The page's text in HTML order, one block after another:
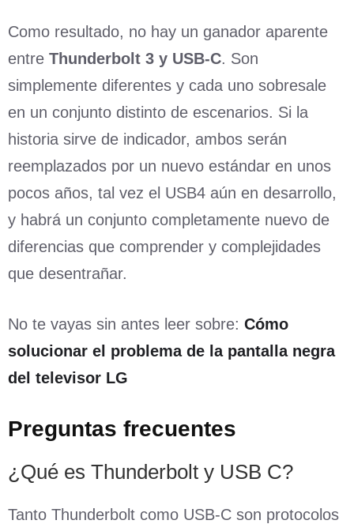
Como resultado, no hay un ganador aparente
entre Thunderbolt 3 y USB-C. Son
simplemente diferentes y cada uno sobresale
en un conjunto distinto de escenarios. Si la
historia sirve de indicador, ambos serán
reemplazados por un nuevo estándar en unos
pocos años, tal vez el USB4 aún en desarrollo,
y habrá un conjunto completamente nuevo de
diferencias que comprender y complejidades
que desentrañar.
No te vayas sin antes leer sobre: Cómo
solucionar el problema de la pantalla negra
del televisor LG
Preguntas frecuentes
¿Qué es Thunderbolt y USB C?
Tanto Thunderbolt como USB-C son protocolos